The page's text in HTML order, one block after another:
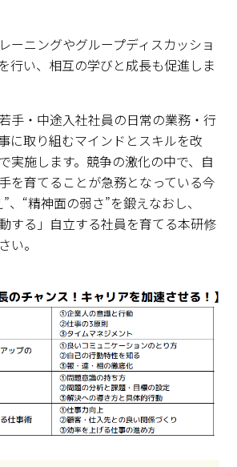
ーニングやグループディスカッショ
行い、相互の学びと成長も促進しま
手・中途入社社員の日常の業務・行
に取り組むマインドとスキルを改
実施します。競争の激化の中で、自
を育てることが急務となっている今
、“精神面の弱さ”を鍛えなおし、
する」自立する社員を育てる本研修
い。